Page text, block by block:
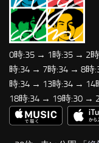
0時:35 → 1時:35 → 2
時:34 → 7時:34 → 8時
時:34 → 13時:34 → 14
18時:34 → 19時:30 →